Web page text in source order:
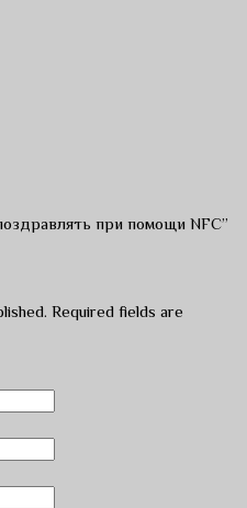
при помощи NFC”
Required fields are